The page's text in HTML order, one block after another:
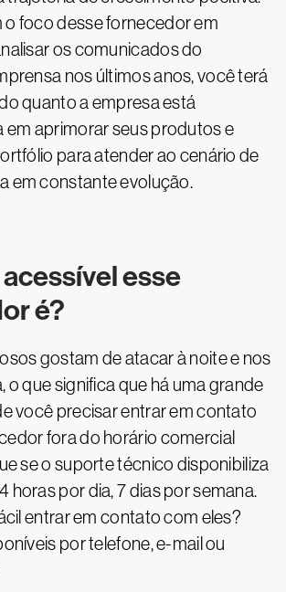
o foco desse fornecedor em
os comunicados do
nos últimos anos, você terá
quanto a empresa está
aprimorar seus produtos e
para atender ao cenário de
em constante evolução.
esse
é?
gostam de atacar à noite e nos
o que significa que há uma grande
você precisar entrar em contato
fora do horário comercial
se o suporte técnico disponibiliza
horas por dia, 7 dias por semana.
entrar em contato com eles?
por telefone, e-mail ou